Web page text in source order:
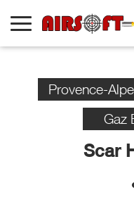
Provence-
Gaz
Scar